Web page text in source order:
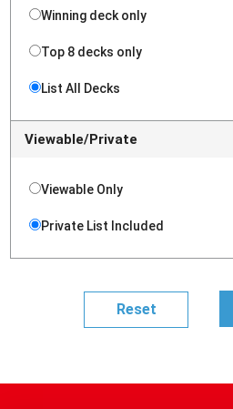
Winning deck only
Top 8 decks only
List All Decks
Viewable/Private
Viewable Only
Private List Included